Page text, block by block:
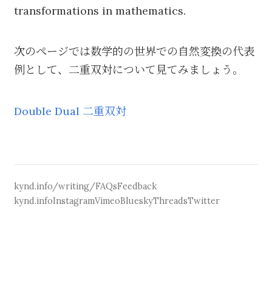
transformations in mathematics.
次のページでは数学的の世界での自然変換の代表
例として、二重双対について見てみましょう。
Double Dual 二重双対
kynd.info/writing/FAQsFeedback
kynd.infoInstagramVimeoBlueskyThreadsTwitter